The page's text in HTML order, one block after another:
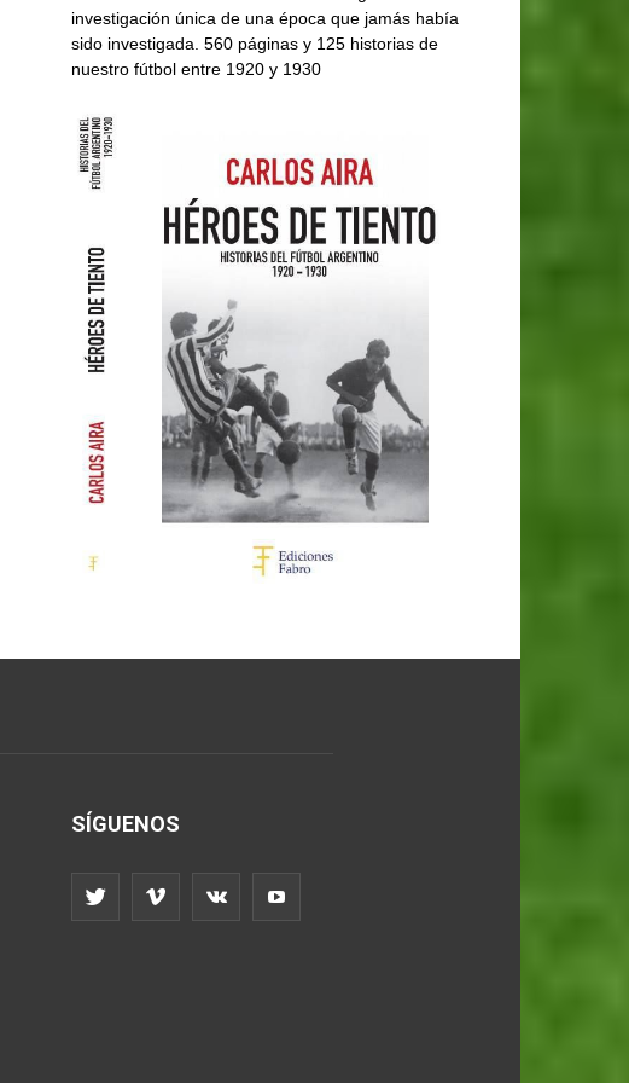
investigación única de una época que jamás había
sido investigada. 560 páginas y 125 historias de
nuestro fútbol entre 1920 y 1930
SÍGUENOS